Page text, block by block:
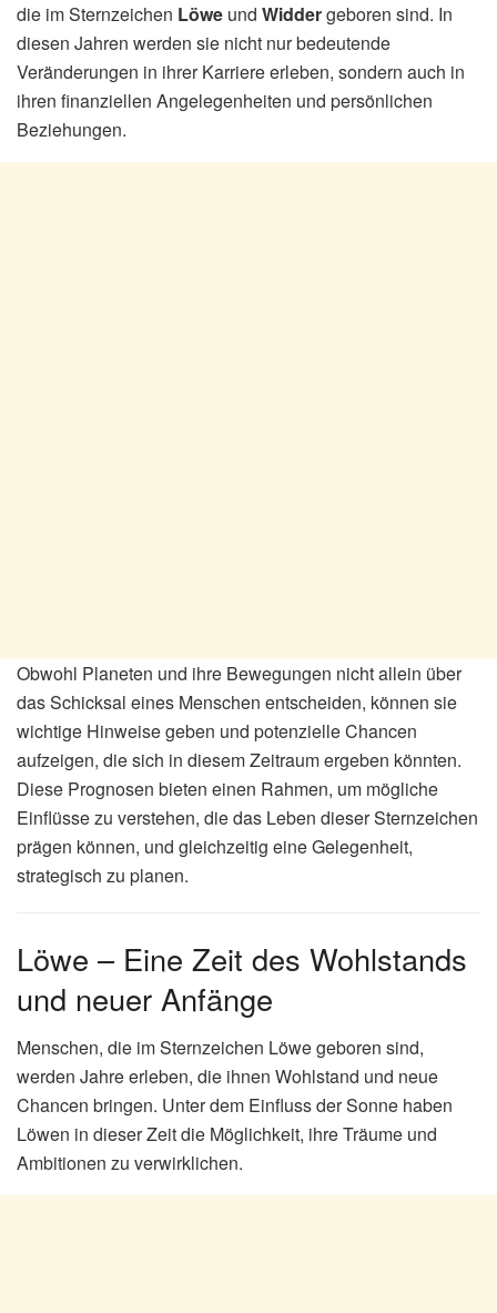
die im Sternzeichen Löwe und Widdergeboren sind. In
diesen Jahren werden sie nicht nur bedeutende
Veränderungen in ihrer Karriere erleben, sondern auch in
ihren finanziellen Angelegenheiten und persönlichen
Beziehungen.
Obwohl Planeten und ihre Bewegungen nicht allein über
das Schicksal eines Menschen entscheiden, können sie
wichtige Hinweise geben und potenzielle Chancen
aufzeigen, die sich in diesem Zeitraum ergeben könnten.
Diese Prognosen bieten einen Rahmen, um mögliche
Einflüsse zu verstehen, die das Leben dieser Sternzeichen
prägen können, und gleichzeitig eine Gelegenheit,
strategisch zu planen.
Löwe – Eine Zeit des Wohlstands
und neuer Anfänge
Menschen, die im Sternzeichen Löwe geboren sind,
werden Jahre erleben, die ihnen Wohlstand und neue
Chancen bringen. Unter dem Einfluss der Sonne haben
Löwen in dieser Zeit die Möglichkeit, ihre Träume und
Ambitionen zu verwirklichen.